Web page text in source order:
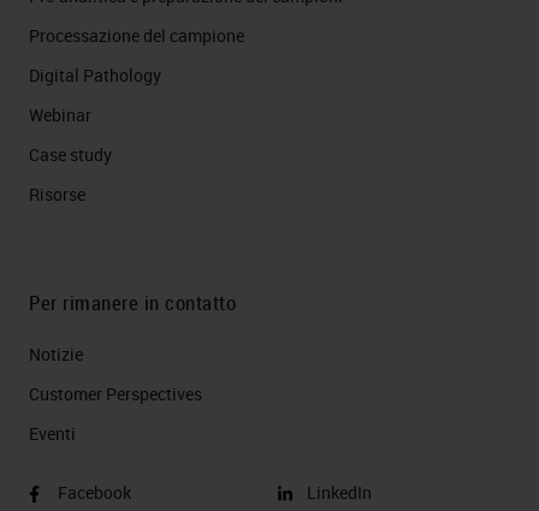
Processazione del campione
Digital Pathology
Webinar
Case study
Risorse
Per rimanere in contatto
Notizie
Customer Perspectives​
Eventi
Facebook
LinkedIn